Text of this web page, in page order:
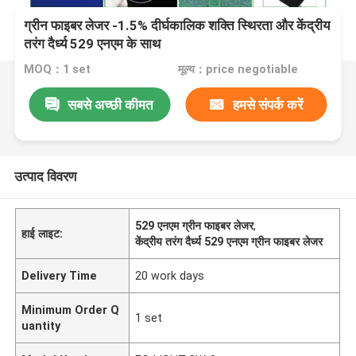
ग्रीन फाइबर लेजर -1.5% दीर्घकालिक शक्ति स्थिरता और केंद्रीय
तरंग दैर्ध्य 529 एनएम के साथ
MOQ：1 set मूल्य：price negotiable
सबसे अच्छी कीमत हमसे संपर्क करें
उत्पाद विवरण
हाई लाइट:
529 एनएम ग्रीन फाइबर लेजर,
केंद्रीय तरंग दैर्ध्य 529 एनएम ग्रीन फाइबर लेजर
Delivery Time 20 work days
Minimum Order Q
uantity
1 set